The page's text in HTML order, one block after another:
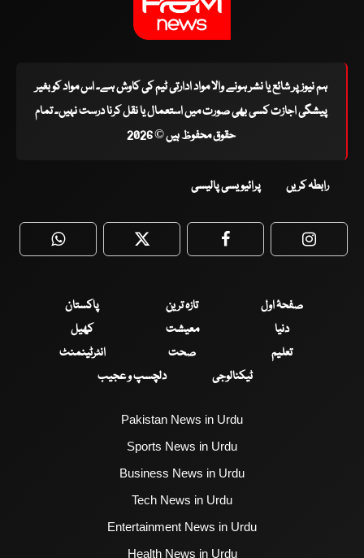
ہم نیوز پر شائع یا نشر ہونے والا مواد ادارتی ٹیم کی کاوش ہے۔ اس مواد کو بغیر
پیشگی اجازت کسی بھی صورت میں استعمال یا نقل کرنا درست نہیں۔ تمام
حقوق محفوظ ہیں © 2026
رابطہ کریں پرائیویسی پالیسی
WhatsApp Twitter Facebook
صفحۂ اول تازہ ترین
پاکستان
دنیا
معیشت
کھیل
تعلیم
صحت
انٹرٹینمنٹ
ٹیکنالوجی
دلچسپ و عجیب
Pakistan News in Urdu
Sports News in Urdu
Business News in Urdu
Tech News in Urdu
Entertainment News in Urdu
Health News in Urdu